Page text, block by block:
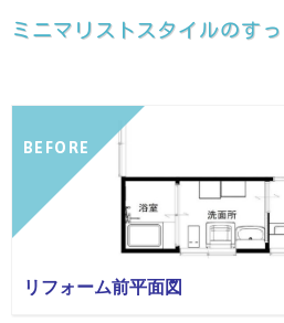
ミニマリストスタイルのす
BEFORE
リフォーム前平面図